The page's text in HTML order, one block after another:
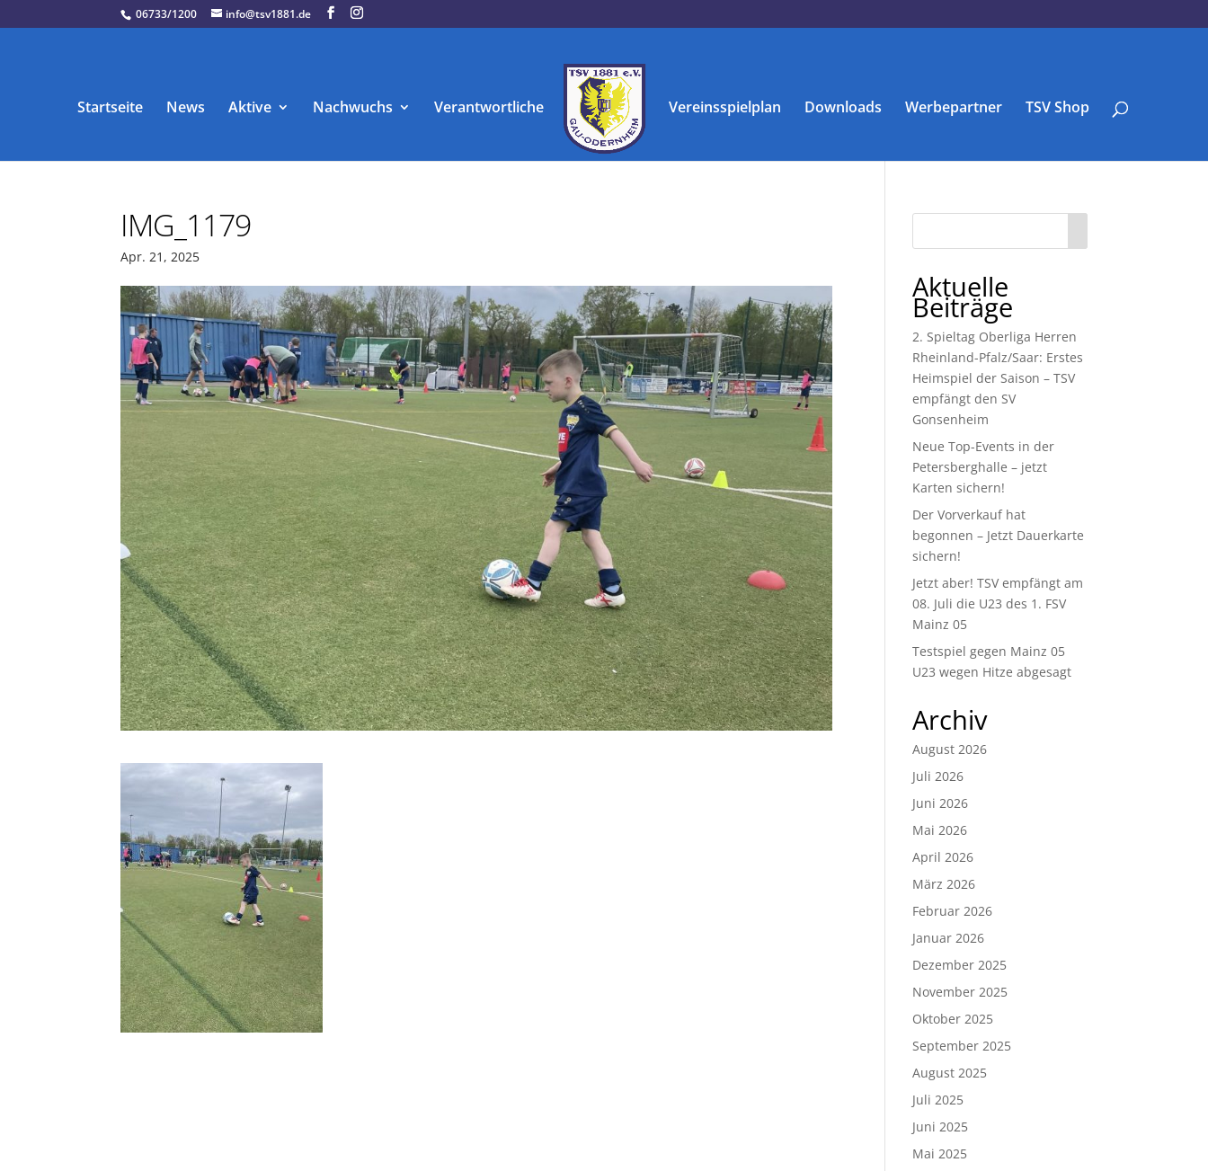
06733/1200 info@tsv1881.de
Startseite News Aktive Nachwuchs Verantwortliche Vereinsspielplan Downloads Werbepartner TSV Shop
IMG_1179
Apr. 21, 2025
Aktuelle
Beiträge
2. Spieltag Oberliga Herren
Rheinland-Pfalz/Saar: Erstes
Heimspiel der Saison – TSV
empfängt den SV
Gonsenheim
Neue Top-Events in der
Petersberghalle – jetzt
Karten sichern!
Der Vorverkauf hat
begonnen – Jetzt Dauerkarte
sichern!
Jetzt aber! TSV empfängt am
08. Juli die U23 des 1. FSV
Mainz 05
Testspiel gegen Mainz 05
U23 wegen Hitze abgesagt
Archiv
August 2026
Juli 2026
Juni 2026
Mai 2026
April 2026
März 2026
Februar 2026
Januar 2026
Dezember 2025
November 2025
Oktober 2025
September 2025
August 2025
Juli 2025
Juni 2025
Mai 2025